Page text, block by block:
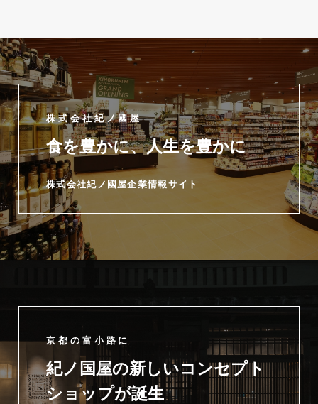
株式会社紀ノ國屋
食を豊かに、人生を豊かに
株式会社紀ノ國屋企業情報サイト
京都の富小路に
紀ノ国屋の新しいコンセプト
ショップが誕生